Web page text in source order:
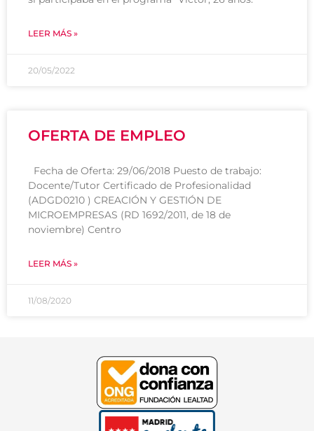
LEER MÁS »
20/05/2022
OFERTA DE EMPLEO
Fecha de Oferta: 29/06/2018 Puesto de trabajo:
Docente/Tutor Certificado de Profesionalidad
(ADGD0210 ) CREACIÓN Y GESTIÓN DE
MICROEMPRESAS (RD 1692/2011, de 18 de
noviembre) Centro
LEER MÁS »
11/08/2020